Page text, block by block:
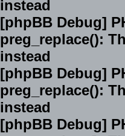
instead
[phpBB Debug]
preg_replace():
instead
[phpBB Debug]
preg_replace():
instead
[phpBB Debug]